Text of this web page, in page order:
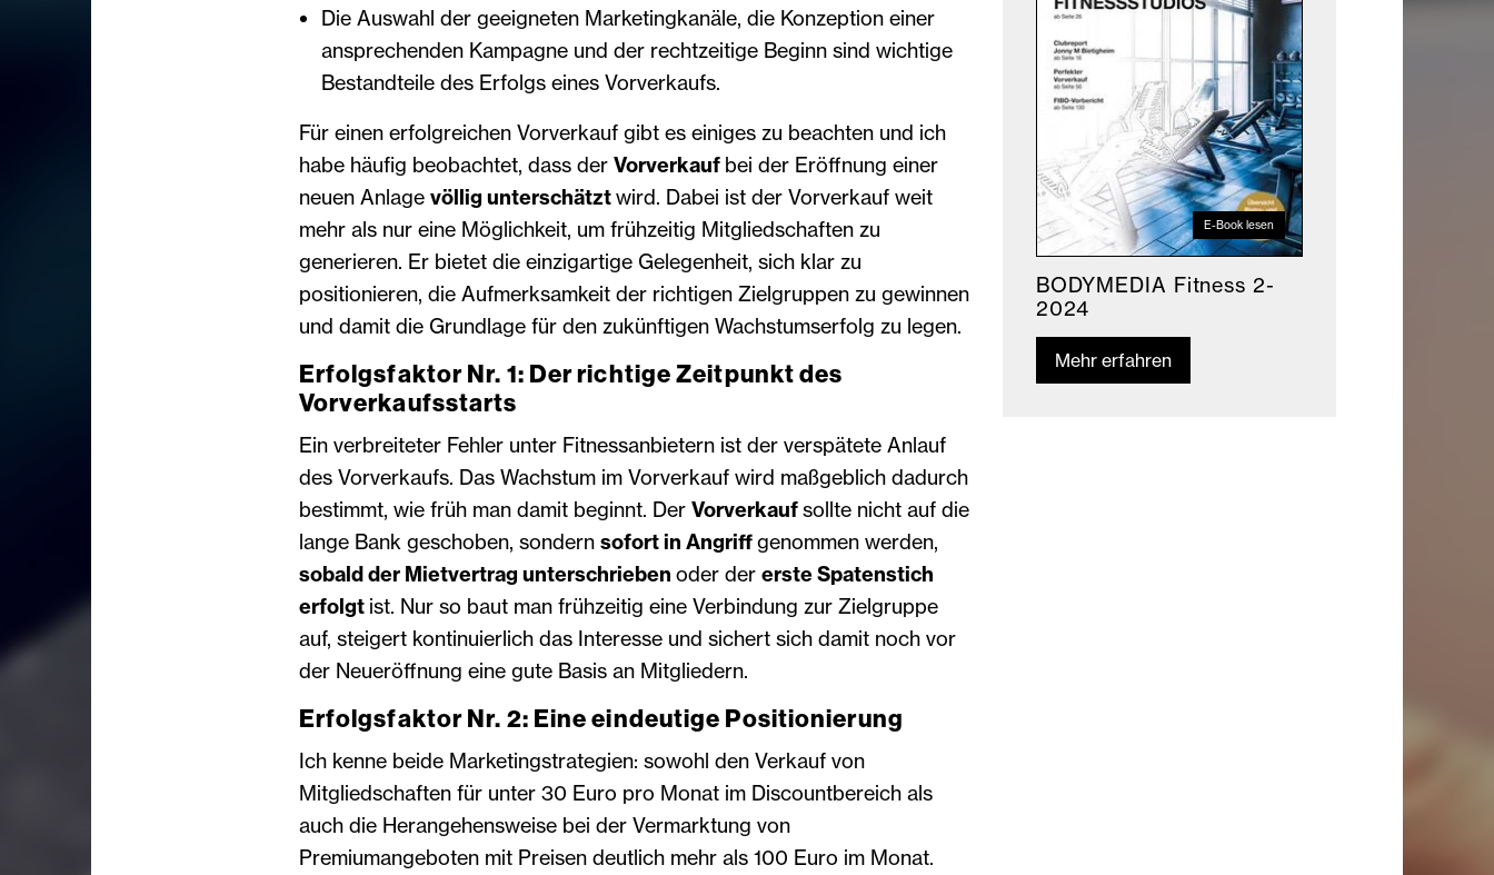
Die Auswahl der geeigneten Marketingkanäle, die Konzeption einer
ansprechenden Kampagne und der rechtzeitige Beginn sind wichtige
Bestandteile des Erfolgs eines Vorverkaufs.
Für einen erfolgreichen Vorverkauf gibt es einiges zu beachten und ich
habe häufig beobachtet, dass der Vorverkauf bei der Eröffnung einer
neuen Anlage völlig unterschätztwird. Dabei ist der Vorverkauf weit
mehr als nur eine Möglichkeit, um frühzeitig Mitgliedschaften zu
generieren. Er bietet die einzigartige Gelegenheit, sich klar zu
positionieren, die Aufmerksamkeit der richtigen Zielgruppen zu gewinnen
und damit die Grundlage für den zukünftigen Wachstumserfolg zu legen.
Erfolgsfaktor Nr. 1: Der richtige Zeitpunkt des
Vorverkaufsstarts
Ein verbreiteter Fehler unter Fitness­anbietern ist der verspätete Anlauf
des Vorverkaufs. Das Wachstum im Vorverkauf wird maßgeblich dadurch
bestimmt, wie früh man damit beginnt. Der Vorverkaufsollte nicht auf die
­lange Bank geschoben, sondern sofort in Angriffgenommen werden,
sobald der Mietvertrag unterschrieben oder der erste Spatenstich
erfolgt ist. Nur so baut man frühzeitig eine Verbindung zur Zielgruppe
auf, steigert kontinuierlich das Interesse und sichert sich damit noch vor
der Neueröffnung eine gute Basis an Mitgliedern.
Erfolgsfaktor Nr. 2: Eine eindeutige Positionierung
Ich kenne beide ­Marketingstrategien: sowohl den Verkauf von
Mitgliedschaften für unter 30 Euro pro Monat im Discountbereich als
auch die Herangehensweise bei der Vermarktung von
Premiumangeboten mit Preisen deutlich mehr als 100 Euro im Monat.
E-Book lesen
BODYMEDIA Fitness 2-
2024
Mehr erfahren